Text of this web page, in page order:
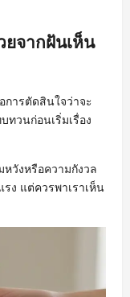
จากฝันเห็น
การตัดสินใจว่าจะ
ทวนก่อนเริ่มเรื่อง
วังหรือความกังวล
ง แต่ควรพาเราเห็น